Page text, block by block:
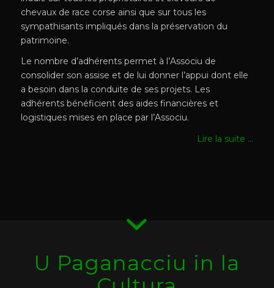
chevaux de race corse ainsi que sur tous les
sympathisants impliqués dans la préservation du
patrimoine.
Le nombre d’adhérents permet à l’Associu de
consolider son assise et de lui donner l’appui dont elle
a besoin dans la conduite de ses projets. Les
adhérents bénéficient des aides financières et
logistiques mises en place par l’Associu.
Lire la suite …
U Paganacciu in la